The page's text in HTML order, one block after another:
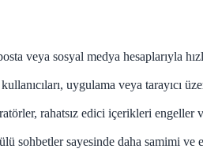
veya sosyal medya hesaplarıyla
uygulama veya tarayıcı
rahatsız edici içerikleri engeller
sohbetler sayesinde daha samimi